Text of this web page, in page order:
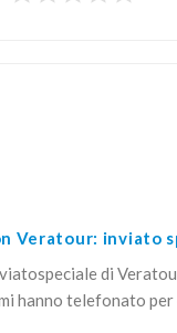
Veratour: inviato
di
hanno telefonato